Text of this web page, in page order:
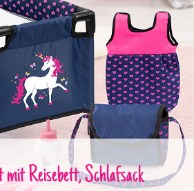
Reisebett, Schlafsack Einhornmotiv
mit Reisebett, Schlafsack